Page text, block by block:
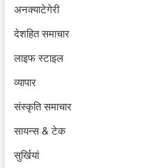
अनक्याटेगेरी
देशहित समाचार
लाइफ स्टाइल
व्यापार
संस्कृति समाचार
सायन्स & टेक
सुर्खियां